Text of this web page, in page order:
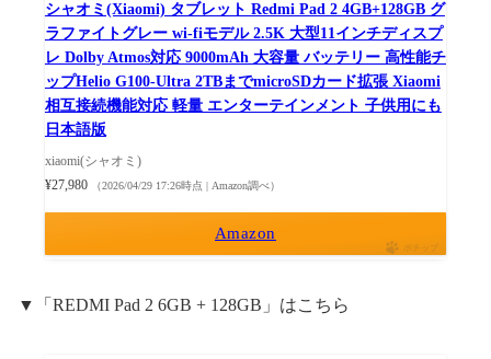
シャオミ(Xiaomi) タブレット Redmi Pad 2 4GB+128GB グ
ラファイトグレー wi-fiモデル 2.5K 大型11インチディスプ
レ Dolby Atmos対応 9000mAh 大容量 バッテリー 高性能チ
ップHelio G100-Ultra 2TBまでmicroSDカード拡張 Xiaomi
相互接続機能対応 軽量 エンターテインメント 子供用にも
日本語版
xiaomi(シャオミ)
¥27,980
（2026/04/29 17:26時点 | Amazon調べ）
Amazon
ポチップ
▼「REDMI Pad 2 6GB + 128GB」はこちら